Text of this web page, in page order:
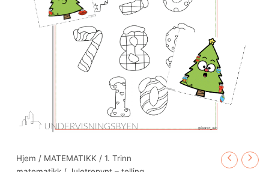
Hjem / MATEMATIKK /1. Trinn